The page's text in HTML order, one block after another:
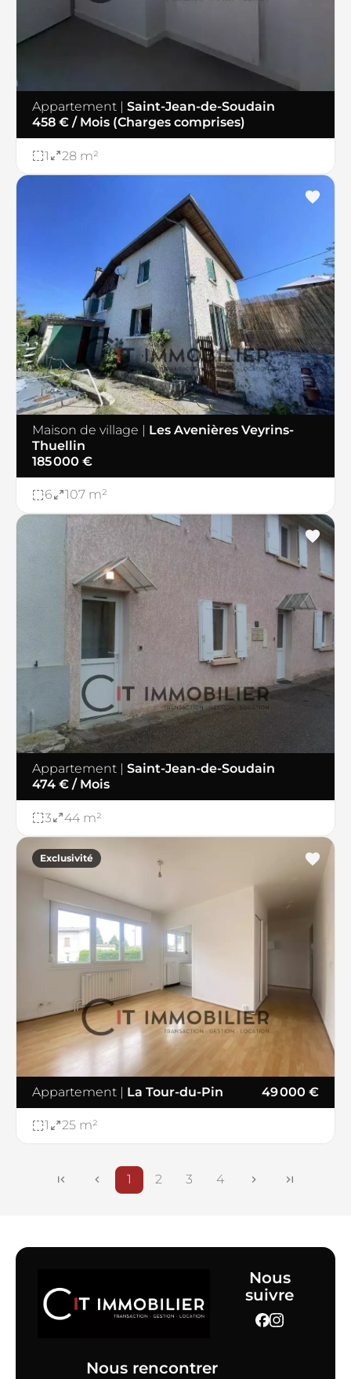
Appartement
Saint-Jean-de-Soudain
458 € / Mois (Charges comprises)
1 28 m²
Maison de village | Les Avenières Veyrins-
Thuellin
185 000 €
6 107 m²
Appartement | Saint-Jean-de-Soudain
474 € / Mois
3 44 m²
Exclusivité
Appartement | La Tour-du-Pin 49 000 €
1 25 m²
1 2 3 4
Nous
suivre
Nous rencontrer